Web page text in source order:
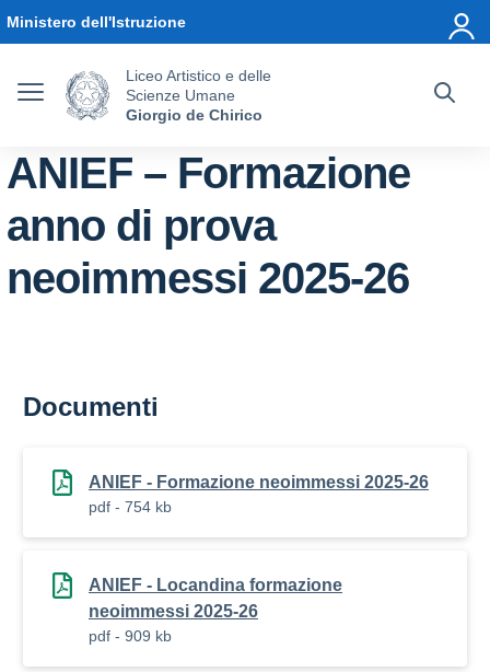
Ministero dell'Istruzione
Liceo Artistico e delle
Scienze Umane
Giorgio de Chirico
ANIEF – Formazione
anno di prova
neoimmessi 2025-26
Documenti
ANIEF - Formazione neoimmessi 2025-26
pdf - 754 kb
ANIEF - Locandina formazione
neoimmessi 2025-26
pdf - 909 kb